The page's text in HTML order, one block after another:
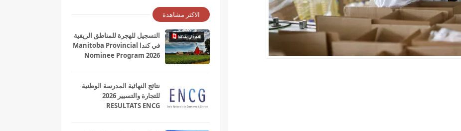
الاكثر مشاهدة
التسجيل للهجرة للمناطق الريفية
في كندا Manitoba Provincial
Nominee Program 2026
نتائج النهائية المدرسة الوطنية
للتجارة والتسيير 2026
RESULTATS ENCG